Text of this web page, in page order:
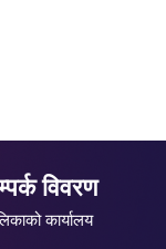
विवरण
कार्यालय